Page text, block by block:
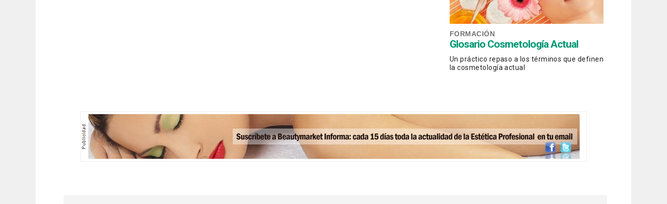
FORMACIÓN
Glosario Cosmetología Actual
Un práctico repaso a los términos que definen
la cosmetología actual